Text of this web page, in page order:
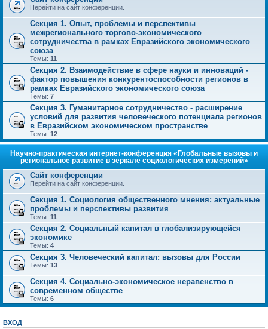
Перейти на сайт конференции.
Секция 1. Опыт, проблемы и перспективы
межрегионального торгово-экономического
сотрудничества в рамках Евразийского экономического
союза
Темы: 11
Секция 2. Взаимодействие в сфере науки и инноваций -
фактор повышения конкурентоспособности регионов в
рамках Евразийского экономического союза
Темы: 7
Секция 3. Гуманитарное сотрудничество - расширение
условий для развития человеческого потенциала регионов
в Евразийском экономическом пространстве
Темы: 12
Научно-практическая интернет-конференция «Глобальные вызовы и
региональное развитие в зеркале социологических измерений»
Сайт конференции
Перейти на сайт конференции.
Секция 1. Социология общественного мнения: актуальные
проблемы и перспективы развития
Темы: 11
Секция 2. Социальный капитал в глобализирующейся
экономике
Темы: 4
Секция 3. Человеческий капитал: вызовы для России
Темы: 13
Секция 4. Социально-экономическое неравенство в
современном обществе
Темы: 6
ВХОД